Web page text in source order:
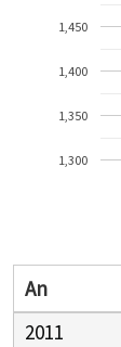
1,300
1,350
1,400
1,450
An
2011